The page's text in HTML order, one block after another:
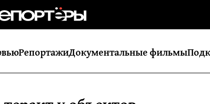
РепортажиДокументальные фильмы